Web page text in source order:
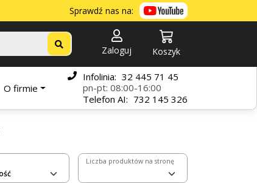
Sprawdź nas na:
Zaloguj Koszyk
O firmie
Infolinia: 32 445 71 45
pn-pt: 08:00-16:00
Telefon AI: 732 145 326
Liczba produktów na stronę